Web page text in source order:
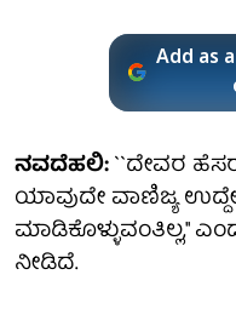
Add as
ನವದೆಹಲಿ:``ದೇವರ
ಯಾವುದೇ ವಾಣಿಜ್ಯ
ಮಾಡಿಕೊಳ್ಳುವಂತಿಲ್ಲ,''
ನೀಡಿದೆ.